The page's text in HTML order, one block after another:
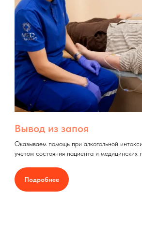
Вывод из запоя
Оказываем помощь при алкогольной
учетом состояния пациента и медицинских
Подробнее